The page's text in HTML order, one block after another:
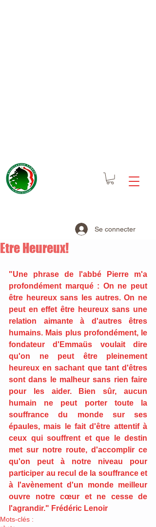
Se connecter
Etre Heureux!
"Une phrase de l'abbé Pierre m'a
profondément marqué : On ne peut
être heureux sans les autres. On ne
peut en effet être heureux sans une
relation aimante à d'autres êtres
humains. Mais plus profondément, le
fondateur d'Emmaüs voulait dire
qu'on ne peut être pleinement
heureux en sachant que tant d'êtres
sont dans le malheur sans rien faire
pour les aider. Bien sûr, aucun
humain ne peut porter toute la
souffrance du monde sur ses
épaules, mais le fait d'être attentif à
ceux qui souffrent et que le destin
met sur notre route, d'accomplir ce
qu'on peut à notre niveau pour
participer au recul de la souffrance et
à l'avènement d'un monde meilleur
ouvre notre cœur et ne cesse de
l'agrandir." Frédéric Lenoir
Mots-clés :